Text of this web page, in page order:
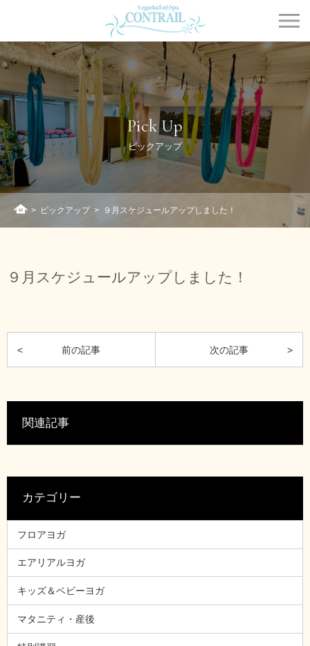
Contrail
Pick Up
ピックアップ
ホーム
> ピックアップ > ９月スケジュールアップしました！
９月スケジュールアップしました！
関連記事
カテゴリー
フロアヨガ
エアリアルヨガ
キッズ＆ベビーヨガ
マタニティ・産後